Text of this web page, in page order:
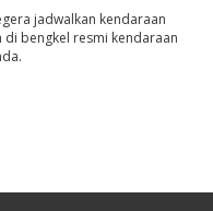
jadwalkan kendaraan
bengkel resmi kendaraan